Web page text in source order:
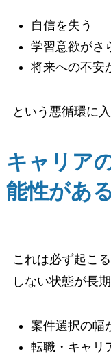
自信を失う
学習意欲がさ
将来への不安
という悪循環に
キャリア
能性があ
これは必ず起こ
しない状態が長
案件選択の幅
転職・キャリ